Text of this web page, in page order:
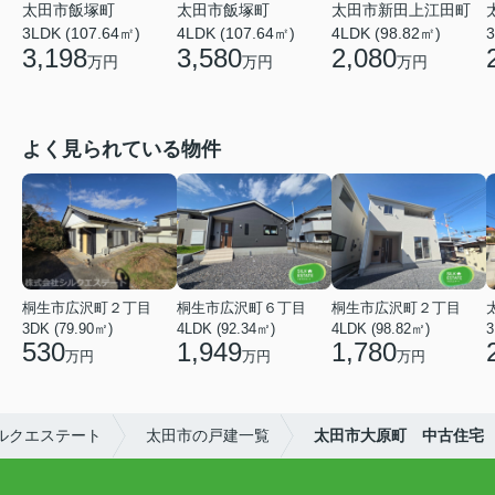
太田市飯塚町
3LDK (107.64㎡)
3,198万円
太田市飯塚町
4LDK (107.64㎡)
3,580万円
太田市新田上江田町
4LDK (98.82㎡)
2,080万円
よく見られている物件
桐生市広沢町２丁目
3DK (79.90㎡)
530万円
桐生市広沢町６丁目
4LDK (92.34㎡)
1,949万円
桐生市広沢町２丁目
4LDK (98.82㎡)
1,780万円
クエステート 太田市の戸建一覧 太田市大原町 中古住宅